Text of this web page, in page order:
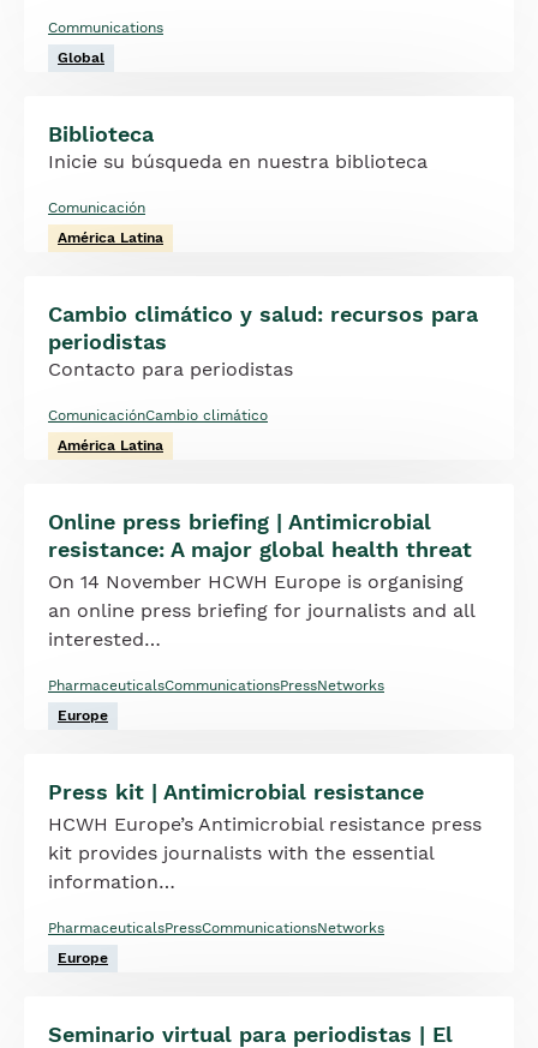
Communications
Global
Biblioteca
Inicie su búsqueda en nuestra biblioteca
Comunicación
América Latina
Cambio climático y salud: recursos para
periodistas
Contacto para periodistas
ComunicaciónCambio climático
América Latina
Online press briefing | Antimicrobial
resistance: A major global health threat
On 14 November HCWH Europe is organising
an online press briefing for journalists and all
interested…
PharmaceuticalsCommunicationsPressNetworks
Europe
Press kit | Antimicrobial resistance
HCWH Europe’s Antimicrobial resistance press
kit provides journalists with the essential
information…
PharmaceuticalsPressCommunicationsNetworks
Europe
Seminario virtual para periodistas | El